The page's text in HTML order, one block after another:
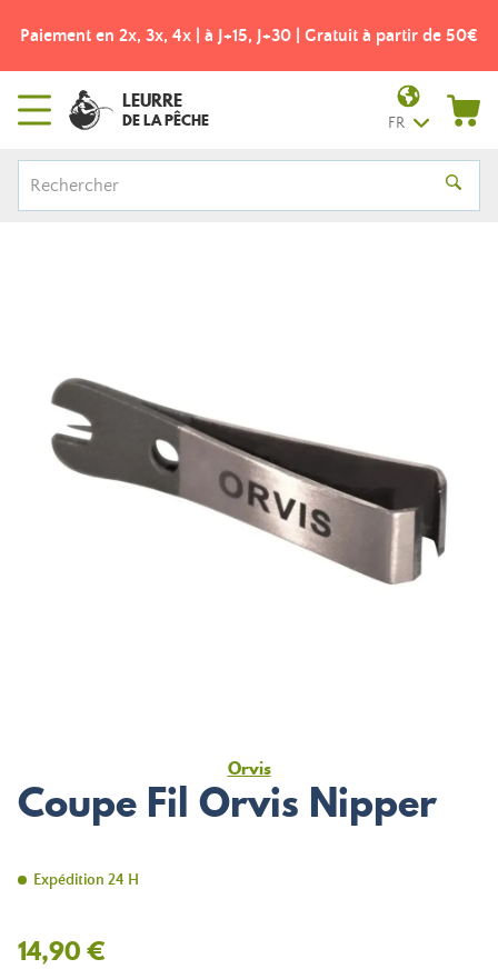
Paiement en 2x, 3x, 4x | à J+15, J+30 | Gratuit à partir de 50€
LEURRE
DE LA PÊCHE FR
Orvis
Coupe Fil Orvis Nipper
Expédition 24 H
14,90 €